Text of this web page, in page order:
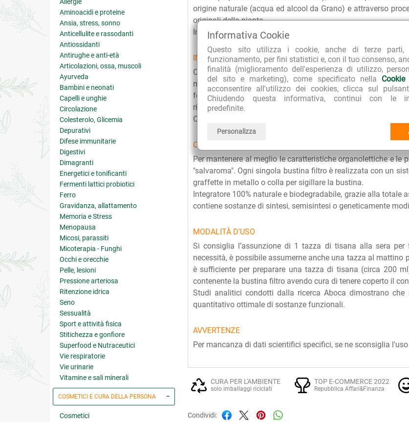
Informativa Cookie
Questo sito utilizza i cookie, anche di terze
funzionamento, per fini statistici e, con il tuo consenso,
finalità (miglioramento dell'esperienza di utilizzo,
del sito e marketing), come specificato nella
acconsentire all'utilizzo dei cookies, clicca sul
Chiudendo questa informativa, continui con le
predefinite.
Personalizza
Aminoacidi e proteine
Ansia, stress, sonno
Anticellulite e rassodanti
Antiossidanti
Antirughe e anti-età
Articolazioni, ossa, muscoli
Ayurveda
Bambini e neonati
Capelli e unghie
Circolazione
Colesterolo, Glicemia
Depurativi
Difese immunitarie
Digestivi
Dimagranti
Energetici e tonificanti
Fermenti lattici probiotici
Ferro
Gravidanza, allattamento
Memoria e Stress
Menopausa
Micosi, parassiti
Micoterapia - Funghi
Occhi e orecchie
Pelle, lesioni
Pressione arteriosa
Ritenzione idrica
Seno
Sessualità
Sport e attività fisica
Stitichezza e gonfiore
Superfood e Nutraceutici
Vie respiratorie
Vie urinarie
Vitamine e sali minerali
COSMETICI E CURA DELLA PERSONA
Cosmetici
origine naturale (acqua ed alcool da Grano) e attraverso
originali della pianta.
Inoltre i processi sono alimentati soltanto da energia
INGREDIENTI FUNZIONALI
Ogni bustina contiene 425 mg di foglie di Passiflora
mg di estratto secco di foglie di Passiflora (titolato al 10%
foglie di Melissa, 400 mg di fiori di Camomilla, 45 mg di
riferiscono agli ingredienti funzionali contenuti in una bustina
Con radice di Liquirizia e aroma naturale d'Arancio. Tutti
CARATTERISTICHE DISTINTIVE
Per mantenere al meglio le caratteristiche organolettiche e le
"salvaroma". Ogni singola bustina filtro è realizzata con un
graffette in metallo o colla per sigillare la bustina.
Integratore 100% naturale e biodegradabile, grazie alla totale
contiene sostanze di sintesi, semisintesi o geneticamente
MODALITÀ D'USO
Si consiglia l’assunzione di 1 tazza di tisana alla sera
necessità, è possibile assumerne anche una tazza al
è sufficiente per preparare una tazza di tisana (circa 200
contenente la bustina filtro avendo cura di tenere coperto il
Studi analitici condotti dalla ricerca Aboca dimostrano
quantitativo ottimale di sostanze funzionali.
AVVERTENZE
Per mancanza di dati scientifici specifici, se ne sconsiglia
CURA PER L'AMBIENTE
solo imballaggi riciclati
TOP E-COMMERCE 2022
Repubblica Affari&Finanza
Condividi: